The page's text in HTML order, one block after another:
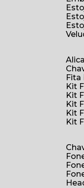
Kit
Kit
Kit
Kit
Kit